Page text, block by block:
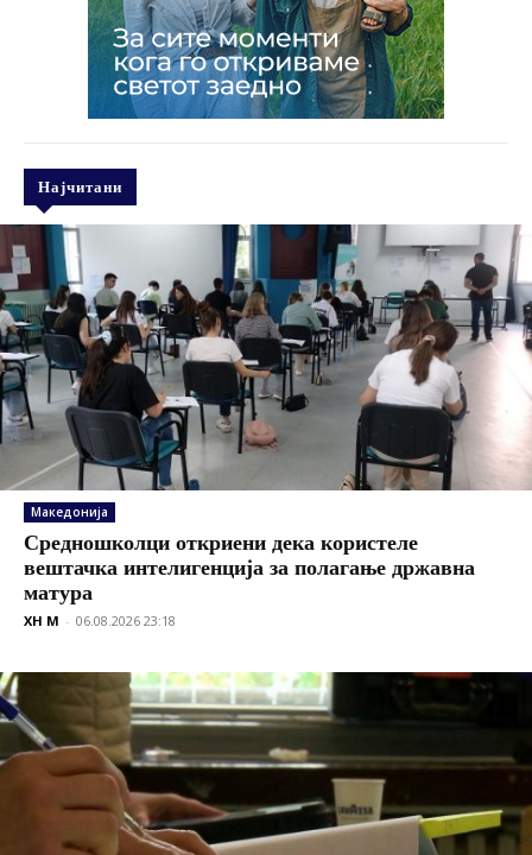
Најчитани
Македонија
Средношколци откриени дека користеле
вештачка интелигенција за полагање државна
матура
XH M - 06.08.2026 23:18